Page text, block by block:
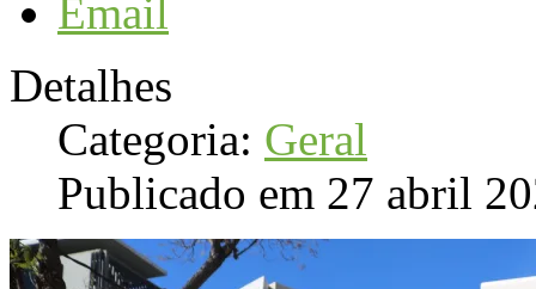
Email
Detalhes
Categoria: Geral
Publicado em 27 abril